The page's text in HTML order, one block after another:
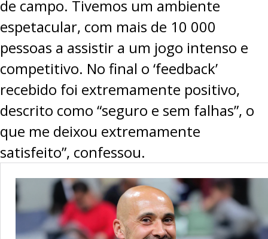
de campo. Tivemos um ambiente
espetacular, com mais de 10 000
pessoas a assistir a um jogo intenso e
competitivo. No final o ‘feedback’
recebido foi extremamente positivo,
descrito como “seguro e sem falhas”, o
que me deixou extremamente
satisfeito”, confessou.